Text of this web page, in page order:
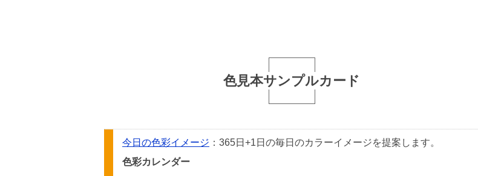
色見本サンプルカード
今日の色彩イメージ ：365日+1日の毎日のカラーイメージを提案します。
色彩カレンダー